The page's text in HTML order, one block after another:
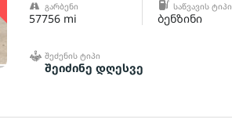
ᲒᲐᲠᲑᲔᲜᲘ
57756 mi
ᲡᲐᲬᲕᲐᲕᲘᲡ ᲢᲘᲞᲘ
ბენზინი
ᲨᲔᲫᲔᲜᲘᲡ ᲢᲘᲞᲘ
შეიძინე დღესვე